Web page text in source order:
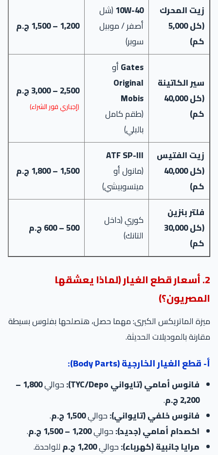
زيت المحرك
(كل 5,000
كم)
10W-40(شل
أصفر / موبيل
سوبر)
1,200 – 1,500 ج.م
سير الكاتينة
(كل 40,000
كم)
Gatesأو
Original
Mobis
(طقم كامل
بالبلي)
2,500 – 3,000 ج.م
(إجباري فور الشراء)
زيت الفتيس
(كل 40,000
كم)
ATF SP-III
(مانول أو
ميتسوبيشي)
1,500 – 1,800 ج.م
فلتر بنزين
(كل 30,000
كم)
كوري (داخل
التانك)
500 – 600 ج.م
2. أسعار قطع الغيار (لماذا يعشقها
المصريون؟)
ميزة الماتريكس الكبرى: مهما حصل، هتصلحها بفلوس بسيطة
مقارنة بالموديلات الحديثة.
أ- قطع الغيار الخارجية (Body Parts):
فانوس أمامي (تايواني TYC/Depo): حوالي
1,800 –
2,200 ج.م
.
فانوس خلفي (تايواني):حوالي1,500 ج.م
.
اكصدام أمامي (جديد):حوالي1,200 – 1,500 ج.م
.
مرايا جانبية (كهرباء):حوالي1,200 ج.م للواحدة.